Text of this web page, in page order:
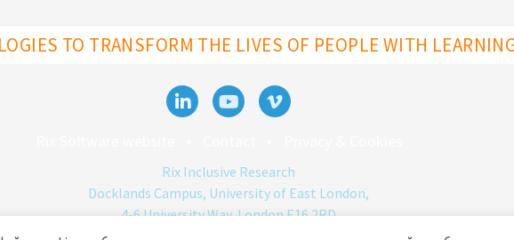
TO TRANSFORM THE LIVES OF PEOPLE WITH
Rix Inclusive Research
Docklands Campus, University of East London,
4-6 University Way, London E16 2RD